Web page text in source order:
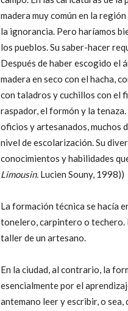
madera muy común en la
la ignorancia. Pero haríamos
los pueblos. Su saber-hacer
Después de haber escogido el
madera en seco con el hacha,
con taladros y cuchillos con el
raspador, el formón y la
oficios y artesanados, muchos
nivel de escolarización. Su
conocimientos y habilidades
Limousin. Lucien Souny, 1998))
La formación técnica se hacía
tonelero, carpintero o techero.
taller de un artesano.
En la ciudad, al contrario, la
esencialmente por el
antemano leer y escribir, o